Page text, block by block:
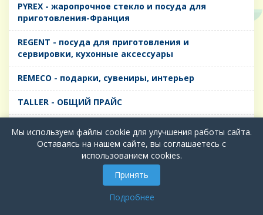
PYREX - жаропрочное стекло и посуда для
приготовления-Франция
REGENT - посуда для приготовления и
сервировки, кухонные аксессуары
REMECO - подарки, сувениры, интерьер
TALLER - ОБЩИЙ ПРАЙС
TIMA - посуда для приготовления и сервировки,
кухонные аксессуары
БИОСТАЛЬ - ТЕРМОСА
Мы используем файлы cookie для улучшения работы сайта.
Оставаясь на нашем сайте, вы соглашаетесь с
использованием cookies.
Принять
Подробнее